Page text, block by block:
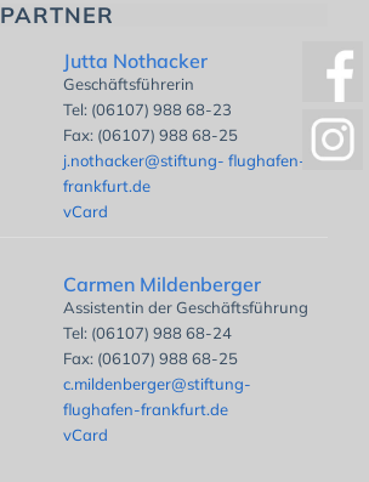
Jutta Nothacker
Geschäftsführerin
Tel: (06107) 988 68-23
Fax: (06107) 988 68-25
j.nothacker@stiftung- flughafen-
frankfurt.de
vCard
Carmen Mildenberger
Assistentin der Geschäftsführung
Tel: (06107) 988 68-24
Fax: (06107) 988 68-25
c.mildenberger@stiftung-
flughafen-frankfurt.de
vCard